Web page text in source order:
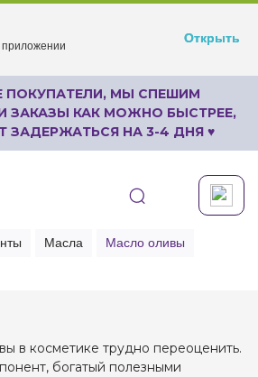
Открыть
ПОКУПАТЕЛИ, МЫ СПЕШИМ
ЗАКАЗЫ КАК МОЖНО БЫСТРЕЕ,
ЗАДЕРЖАТЬСЯ НА 3-4 ДНЯ ♥
Масла Масло оливы
в косметике трудно переоценить.
богатый полезными
приложении
Открыть